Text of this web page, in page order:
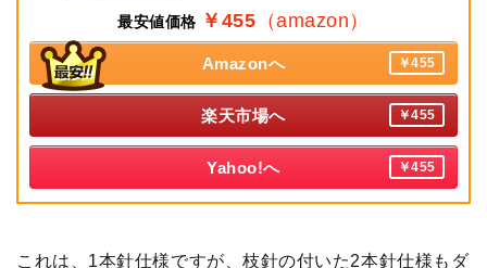
最安値価格 ￥455 （amazon）
Amazonへ ￥455
楽天市場へ ￥455
Yahoo!へ ￥455
これは、1本針仕様ですが、枝針の付いた2本針仕様もダ